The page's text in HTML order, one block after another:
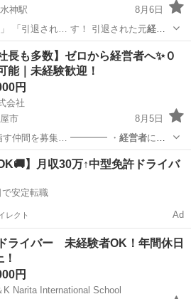
神駅
8月6日
様」 「引退され… す！ 引退された元経営
駅 大工
長も多数】ゼロから経営者へ✨０
能｜未経験歓迎！
円
会社
市
8月5日
を目指す仲間を募集… ━━━━ ・ 経営者にな
未経験
】月収30万↑中型免許ドライバ
安定転職
レクト Ad
ライバー 未経験者OK！年間休日
円
K Narita International School